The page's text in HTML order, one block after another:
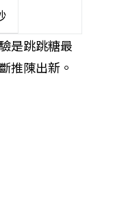
是跳跳糖最
推陳出新。